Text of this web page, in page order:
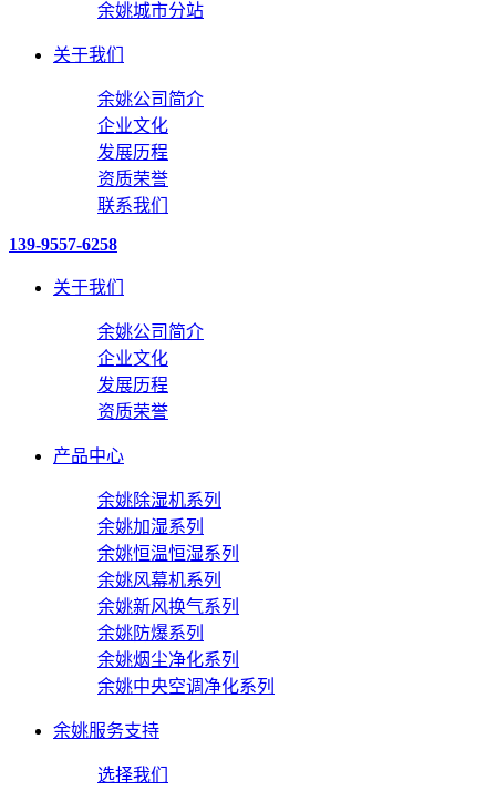
余姚城市分站
关于我们
余姚公司简介
企业文化
发展历程
资质荣誉
联系我们
139-9557-6258
关于我们
余姚公司简介
企业文化
发展历程
资质荣誉
产品中心
余姚除湿机系列
余姚加湿系列
余姚恒温恒湿系列
余姚风幕机系列
余姚新风换气系列
余姚防爆系列
余姚烟尘净化系列
余姚中央空调净化系列
余姚服务支持
选择我们